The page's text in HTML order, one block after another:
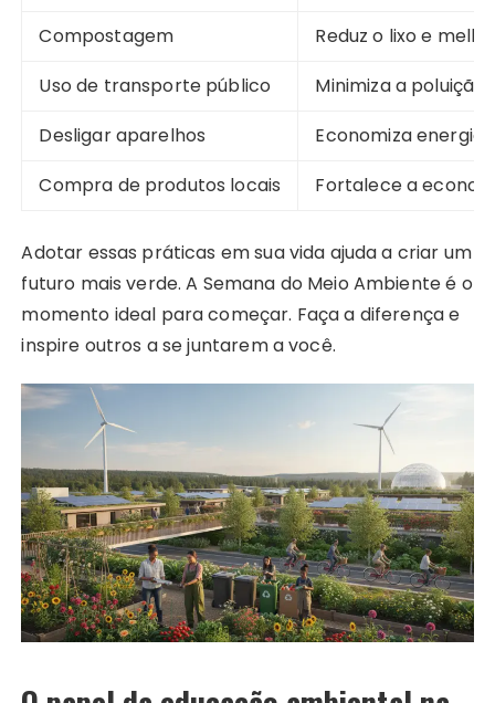
Compostagem
Reduz o lixo e
Uso de transporte público
Minimiza a poluição
Desligar aparelhos
Economiza energia
Compra de produtos locais
Fortalece a
Adotar essas práticas em sua vida ajuda a criar um
futuro mais verde. A Semana do Meio Ambiente é o
momento ideal para começar. Faça a diferença e
inspire outros a se juntarem a você.